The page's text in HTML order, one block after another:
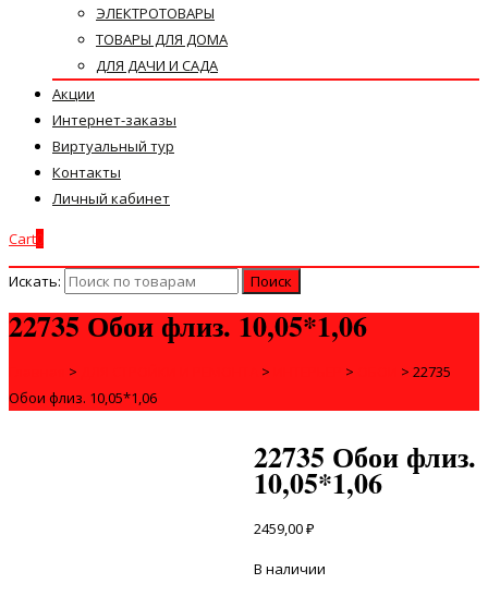
ЭЛЕКТРОТОВАРЫ
ТОВАРЫ ДЛЯ ДОМА
ДЛЯ ДАЧИ И САДА
Акции
Интернет-заказы
Виртуальный тур
Контакты
Личный кабинет
Cart
Искать:
22735 Обои флиз. 10,05*1,06
> > > > 22735
Обои флиз. 10,05*1,06
22735 Обои флиз.
10,05*1,06
2459,00₽
В наличии